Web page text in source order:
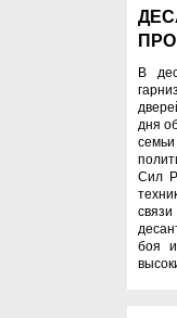
В
дня
Сил
боя